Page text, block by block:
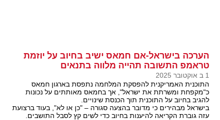
הערכה בישראל-אם חמאס ישיב בחיוב על יוזמת
טראמפ התשובה תהייה מלווה בתנאים
1 ב אוקטובר 2025
התוכנית האמריקנית להפסקת המלחמה נתפסת בארגון חמאס
כ"מקפחת ומשרתת את ישראל", אך בחמאס מאותתים על נכונות
להגיב בחיוב על התוכנית תוך הכנסת שינויים.
בישראל מבהירים כי מדובר בהצעה סגורה – "כן או לא", בעוד ברצועת
עזה גוברת הקריאה להיענות בחיוב כדי לשים קץ לסבל התושבים.